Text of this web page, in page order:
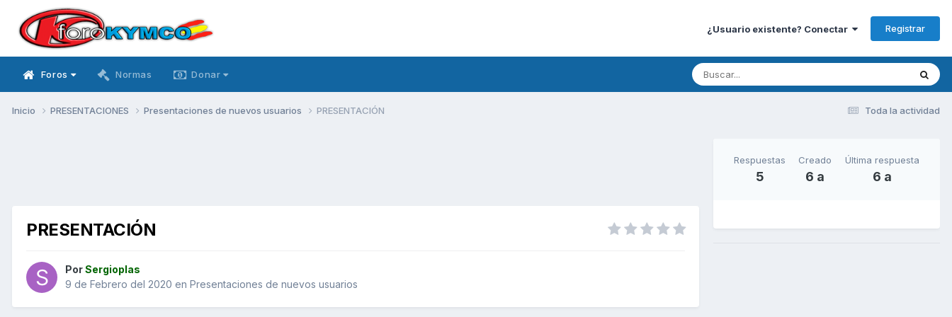
¿Usuario existente? Conectar Registrar
Foros Normas Donar
Toda la actividad
Inicio PRESENTACIONES Presentaciones de nuevos usuarios PRESENTACIÓN
PRESENTACIÓN
PorSergioplas
9 de Febrero del 2020 en Presentaciones de nuevos usuarios
Respuestas
5
Creado
6 a
Última respuesta
6 a